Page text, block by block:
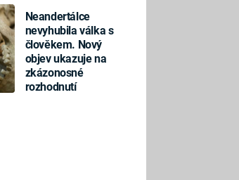
Neandertálce
nevyhubila válka s
člověkem. Nový
objev ukazuje na
zkázonosné
rozhodnutí